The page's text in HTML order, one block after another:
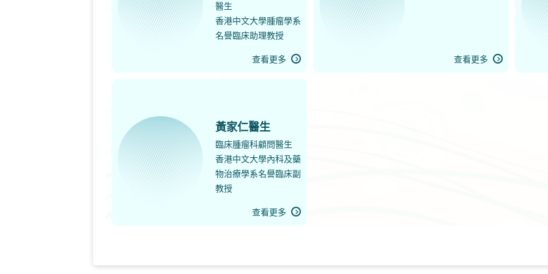
醫生
香港中文大學腫瘤學系
名譽臨床助理教授
查看更多 查看更多
黃家仁醫生
臨床腫瘤科顧問醫生
香港中文大學內科及藥
物治療學系名譽臨床副
教授
查看更多